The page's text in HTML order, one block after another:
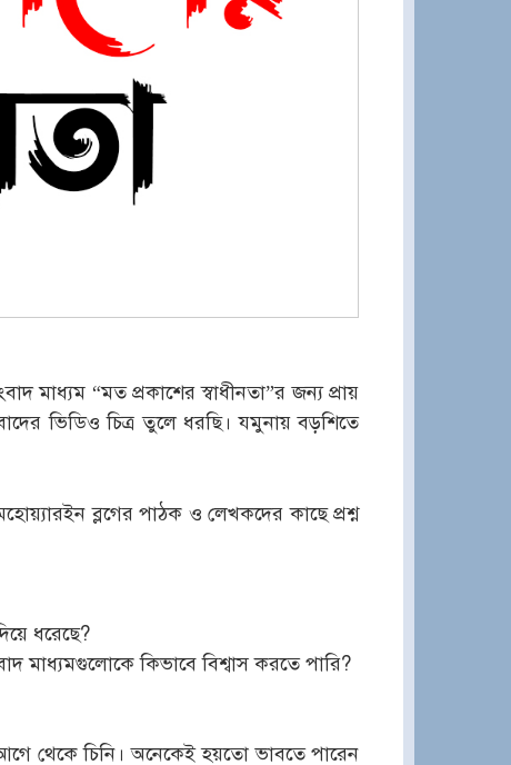
মাধ্যম “মত প্রকাশের স্বাধীনতা”র জন্য প্রায়
ভিডিও চিত্র তুলে ধরছি। যমুনায় বড়শিতে
ব্লগের পাঠক ও লেখকদের কাছে প্রশ্ন
ধরেছে?
মাধ্যমগুলোকে কিভাবে বিশ্বাস করতে পারি?
থেকে চিনি। অনেকেই হয়তো ভাবতে পারেন